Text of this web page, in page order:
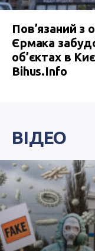
Пов’язаний з
Єрмака
об’єктах в
Bihus.Info
ВІДЕО